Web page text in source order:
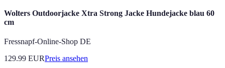
Wolters Outdoorjacke Xtra Strong Jacke Hundejacke blau 60
cm
Fressnapf-Online-Shop DE
129.99 EURPreis ansehen